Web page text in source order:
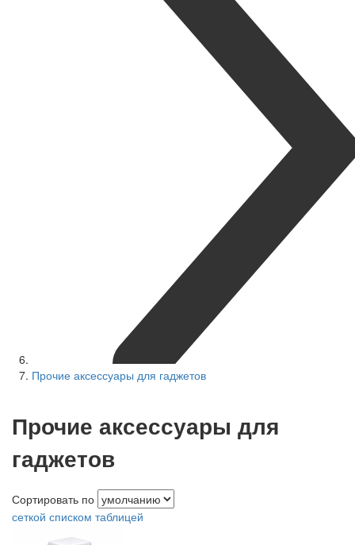
Прочие аксессуары для гаджетов
Прочие аксессуары для
гаджетов
Сортировать по
сеткой списком таблицей